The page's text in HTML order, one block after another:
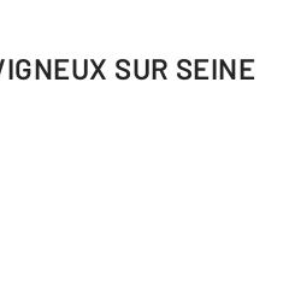
SUR SEINE